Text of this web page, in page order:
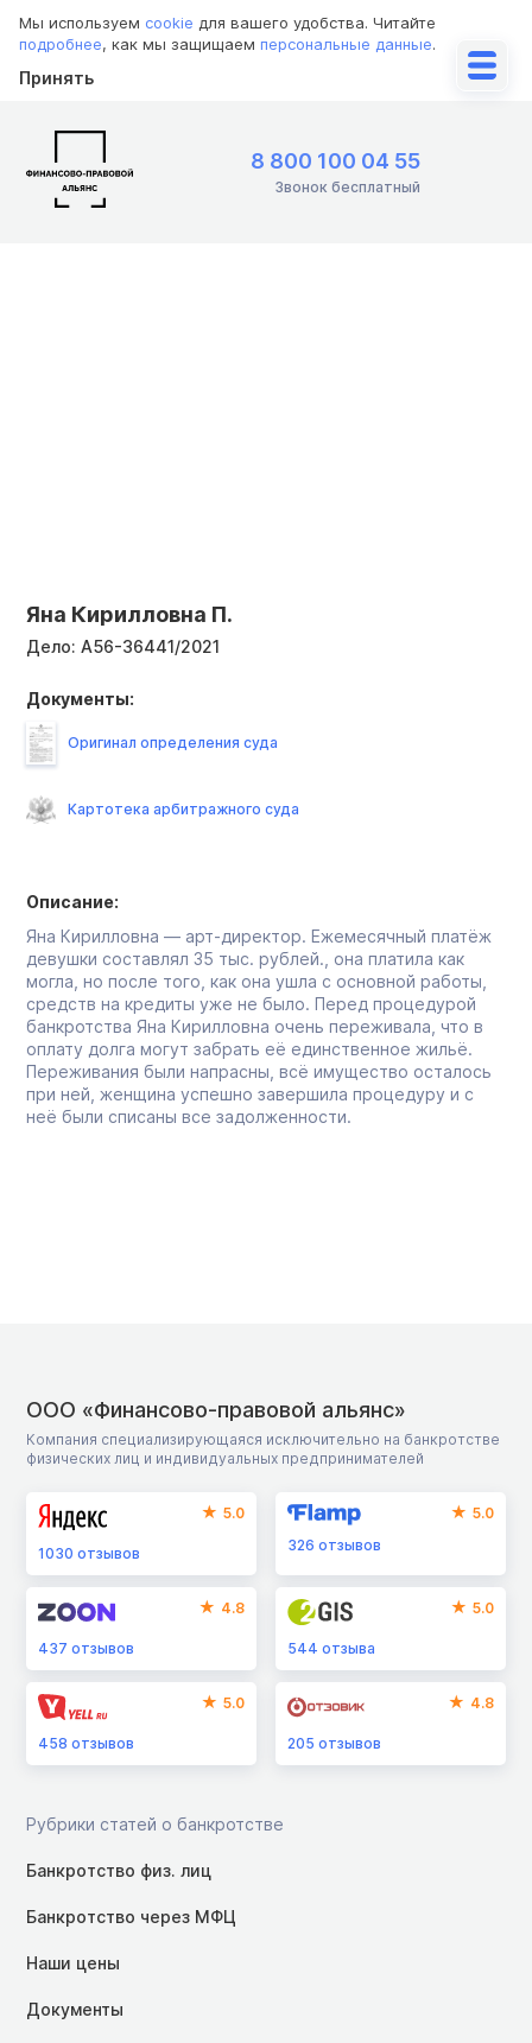
Мы используем cookie для вашего удобства. Читайте
подробнее, как мы защищаем персональные данные.
Принять
8 800 100 04 55
Звонок бесплатный
Яна Кирилловна П.
Дело: А56-36441/2021
Описание:
Яна Кирилловна — арт-директор. Ежемесячный платёж
девушки составлял 35 тыс. рублей., она платила как
могла, но после того, как она ушла с основной работы,
средств на кредиты уже не было. Перед процедурой
банкротства Яна Кирилловна очень переживала, что в
оплату долга могут забрать её единственное жильё.
Переживания были напрасны, всё имущество осталось
при ней, женщина успешно завершила процедуру и с
неё были списаны все задолженности.
Документы:
Оригинал определения суда
Картотека арбитражного суда
ООО «Финансово-правовой альянс»
Компания специализирующаяся исключительно на банкротстве
физических лиц и индивидуальных предпринимателей
5.0
1030 отзывов
5.0
326отзывов
4.8
437 отзывов
5.0
544отзыва
5.0
458 отзывов
4.8
205отзывов
Рубрики статей о банкротстве
Банкротство физ. лиц
Банкротство через МФЦ
Наши цены
Документы